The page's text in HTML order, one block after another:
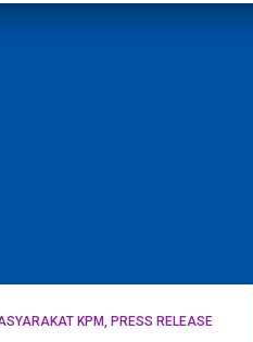
KPM PRESS RELEASE